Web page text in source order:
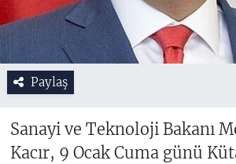
Paylaş
Sanayi ve Teknoloji Bakanı
Kacır, 9 Ocak Cuma günü